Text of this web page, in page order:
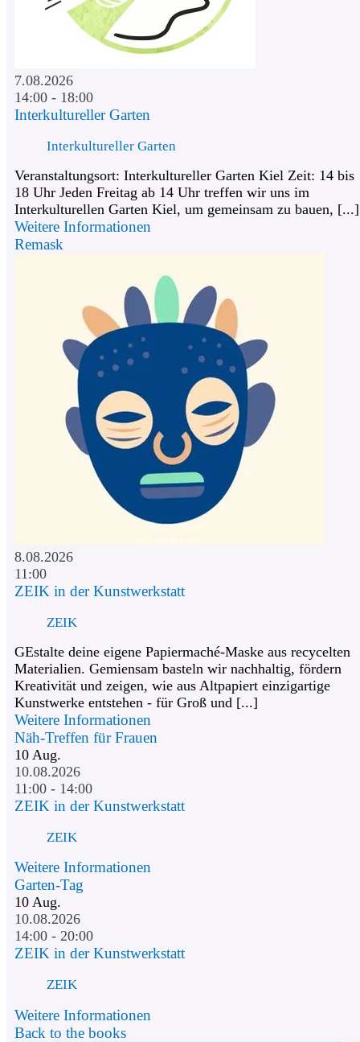
7.08.2026
14:00 - 18:00
Interkultureller Garten
Interkultureller Garten
Veranstaltungsort: Interkultureller Garten Kiel Zeit: 14 bis
18 Uhr Jeden Freitag ab 14 Uhr treffen wir uns im
Interkulturellen Garten Kiel, um gemeinsam zu bauen, [...]
Weitere Informationen
Remask
8.08.2026
11:00
ZEIK in der Kunstwerkstatt
ZEIK
GEstalte deine eigene Papiermaché-Maske aus recycelten
Materialien. Gemiensam basteln wir nachhaltig, fördern
Kreativität und zeigen, wie aus Altpapiert einzigartige
Kunstwerke entstehen - für Groß und [...]
Weitere Informationen
Näh-Treffen für Frauen
10 Aug.
10.08.2026
11:00 - 14:00
ZEIK in der Kunstwerkstatt
ZEIK
Weitere Informationen
Garten-Tag
10 Aug.
10.08.2026
14:00 - 20:00
ZEIK in der Kunstwerkstatt
ZEIK
Weitere Informationen
Back to the books